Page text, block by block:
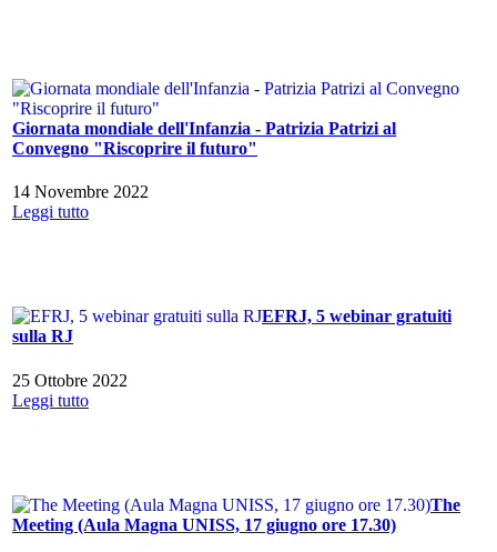
Giornata mondiale dell'Infanzia - Patrizia Patrizi al
Convegno "Riscoprire il futuro"
14 Novembre 2022
Leggi tutto
EFRJ, 5 webinar gratuiti
sulla RJ
25 Ottobre 2022
Leggi tutto
The
Meeting (Aula Magna UNISS, 17 giugno ore 17.30)